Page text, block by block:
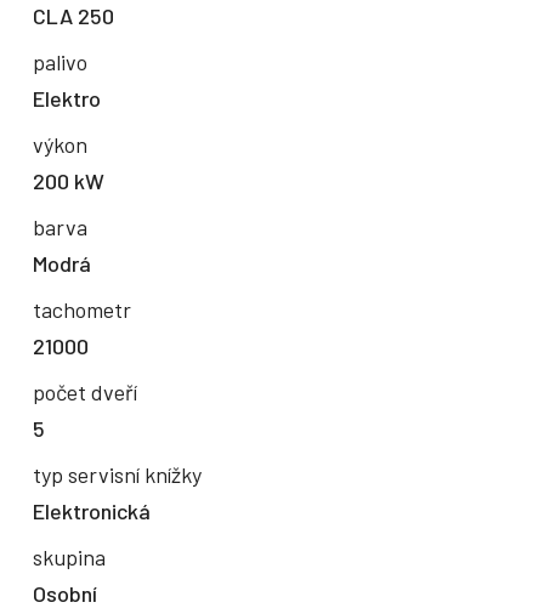
CLA 250
palivo
Elektro
výkon
200 kW
barva
Modrá
tachometr
21000
počet dveří
5
typ servisní knížky
Elektronická
skupina
Osobní